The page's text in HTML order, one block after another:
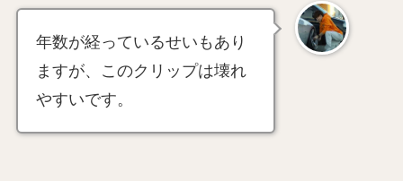
年数が経っているせいもあり
ますが、このクリップは壊れ
やすいです。